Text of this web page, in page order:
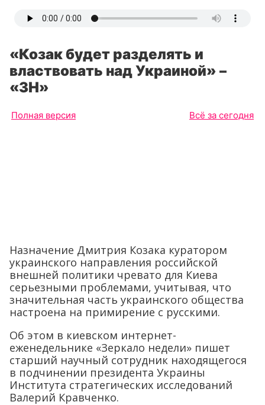
«Козак будет разделять и
властвовать над Украиной» –
«ЗН»
Полная версия Всё за сегодня
Назначение Дмитрия Козака куратором
украинского направления российской
внешней политики чревато для Киева
серьезными проблемами, учитывая, что
значительная часть украинского общества
настроена на примирение с русскими.
Об этом в киевском интернет-
еженедельнике «Зеркало недели» пишет
старший научный сотрудник находящегося
в подчинении президента Украины
Института стратегических исследований
Валерий Кравченко.